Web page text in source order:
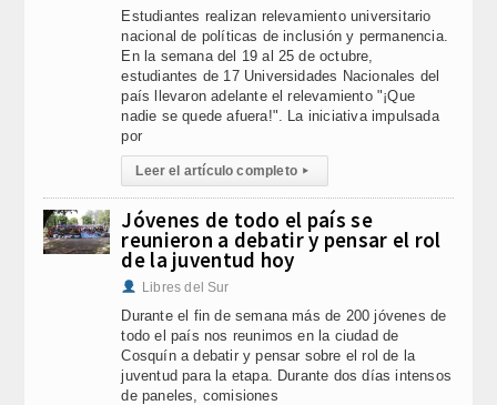
Estudiantes realizan relevamiento universitario
nacional de políticas de inclusión y permanencia.
En la semana del 19 al 25 de octubre,
estudiantes de 17 Universidades Nacionales del
país llevaron adelante el relevamiento "¡Que
nadie se quede afuera!". La iniciativa impulsada
por
Leer el artículo completo ▸
Jóvenes de todo el país se
reunieron a debatir y pensar el rol
de la juventud hoy
Libres del Sur
Durante el fin de semana más de 200 jóvenes de
todo el país nos reunimos en la ciudad de
Cosquín a debatir y pensar sobre el rol de la
juventud para la etapa. Durante dos días intensos
de paneles, comisiones